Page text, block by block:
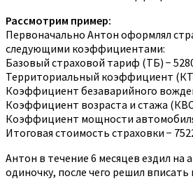
Рассмотрим пример:
Первоначально Антон оформлял
следующими коэффициентами:
Базовый страховой тариф (ТБ) −
Территориальный коэффициент
Коэффициент безаварийного
Коэффициент возраста и стажа
Коэффициент мощности
Итоговая стоимость страховки −
Антон в течение 6 месяцев ездил на
одиночку, после чего решил вписать